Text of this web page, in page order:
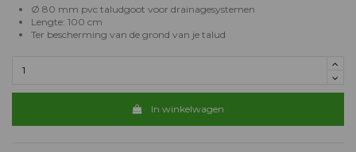
Ø 80 mm pvc taludgoot voor drainagesystemen
Lengte: 100 cm
Ter bescherming van de grond van je talud
In winkelwagen